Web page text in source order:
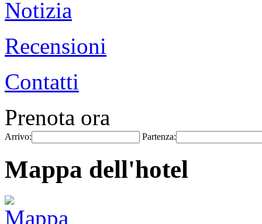
Notizia
Recensioni
Contatti
Prenota ora
Arrivo: Partenza:
Mappa dell'hotel